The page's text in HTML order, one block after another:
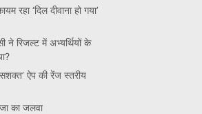
रहा ‘दिल दीवाना हो गया’
ने रिजल्ट में अभ्यर्थियों के
ऐप की रेंज स्तरीय
का जलवा